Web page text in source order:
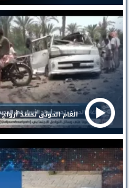
الغام الحوثي تحصد أرواح